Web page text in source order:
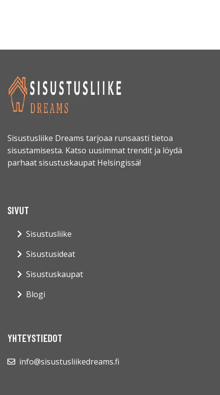
Sisustusliike Dreams tarjoaa runsaasti tietoa
sisustamisesta. Katso uusimmat trendit ja löydä
parhaat sisustuskaupat Helsingissä!
SIVUT
Sisustusliike
Sisustusideat
Sisustuskaupat
Blogi
YHTEYSTIEDOT
info@sisustusliikedreams.fi